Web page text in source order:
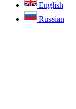
English
Russian